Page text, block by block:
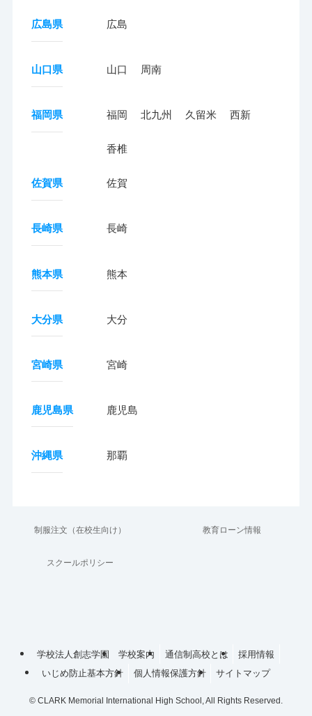
広島県 広島
山口県 山口 周南
福岡県 福岡 北九州 久留米 西新
香椎
佐賀県 佐賀
長崎県 長崎
熊本県 熊本
大分県 大分
宮崎県 宮崎
鹿児島県 鹿児島
沖縄県 那覇
制服注文（在校生向け） 教育ローン情報
スクールポリシー
学校法人創志学園 学校案内 通信制高校とは
採用情報
いじめ防止基本方針
個人情報保護方針 サイトマップ
© CLARK Memorial International High School, All Rights Reserved.